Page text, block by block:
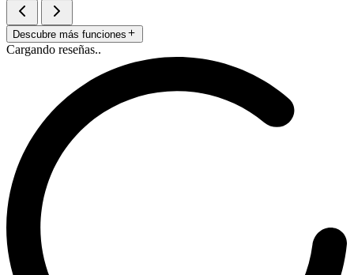
Descubre más funciones
Cargando reseñas..